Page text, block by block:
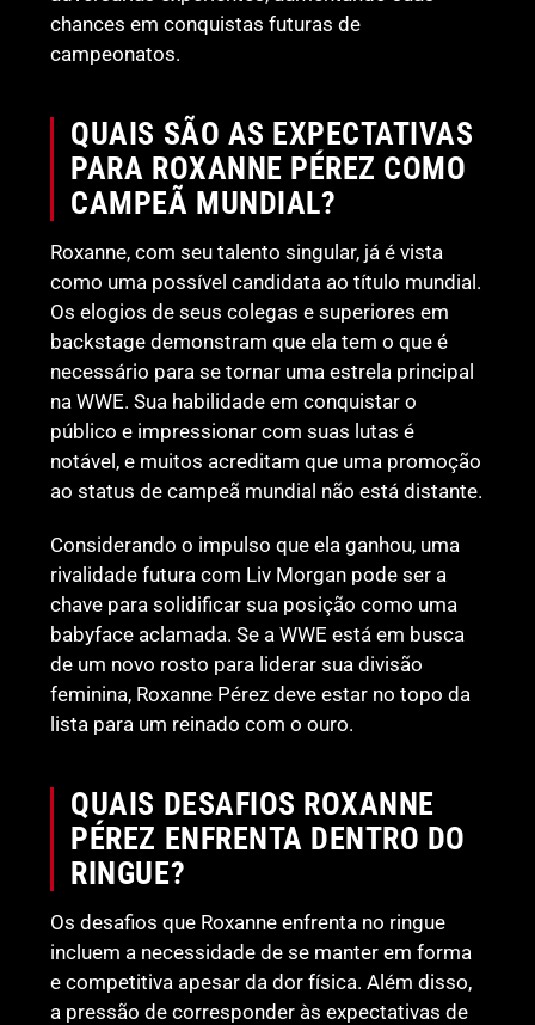
chances em conquistas futuras de
campeonatos.
QUAIS SÃO AS EXPECTATIVAS
PARA ROXANNE PÉREZ COMO
CAMPEÃ MUNDIAL?
Roxanne, com seu talento singular, já é vista
como uma possível candidata ao título mundial.
Os elogios de seus colegas e superiores em
backstage demonstram que ela tem o que é
necessário para se tornar uma estrela principal
na WWE. Sua habilidade em conquistar o
público e impressionar com suas lutas é
notável, e muitos acreditam que uma promoção
ao status de campeã mundial não está distante.
Considerando o impulso que ela ganhou, uma
rivalidade futura com Liv Morgan pode ser a
chave para solidificar sua posição como uma
babyface aclamada. Se a WWE está em busca
de um novo rosto para liderar sua divisão
feminina, Roxanne Pérez deve estar no topo da
lista para um reinado com o ouro.
QUAIS DESAFIOS ROXANNE
PÉREZ ENFRENTA DENTRO DO
RINGUE?
Os desafios que Roxanne enfrenta no ringue
incluem a necessidade de se manter em forma
e competitiva apesar da dor física. Além disso,
a pressão de corresponder às expectativas de